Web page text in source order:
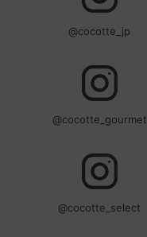
@cocotte_jp
@cocotte_gourmet
@cocotte_select